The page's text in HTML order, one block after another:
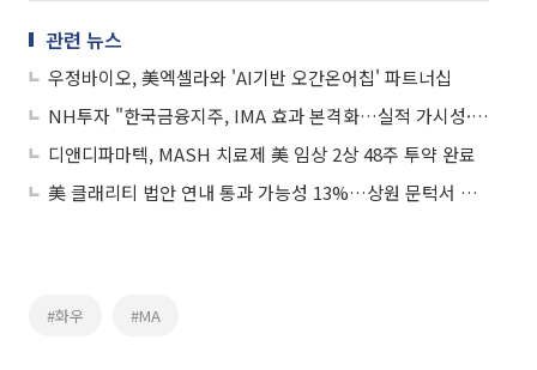
관련 뉴스
우정바이오, 美엑셀라와 'AI기반 오간온어칩' 파트너십
NH투자 "한국금융지주, IMA 효과 본격화…실적 가시성·배당 기대"
디앤디파마텍, MASH 치료제 美 임상 2상 48주 투약 완료
美 클래리티 법안 연내 통과 가능성 13%…상원 문턱서 제동
#화우 #MA